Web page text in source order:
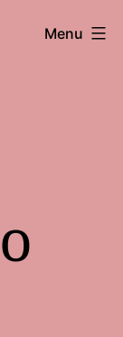
Menu